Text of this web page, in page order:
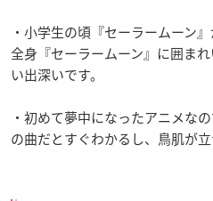
・小学生の頃『セーラームーン
全身『セーラームーン』に囲ま
い出深いです。
・初めて夢中になったアニメな
の曲だとすぐわかるし、鳥肌が